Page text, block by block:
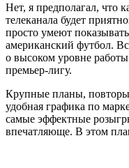
Нет, я предполагал, что
телеканала будет
просто умеют
американский футбол.
о высоком уровне
премьер-лигу.
Крупные планы,
удобная графика по
самые эффектные
впечатляюще. В этом